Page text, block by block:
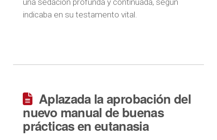
indicaba en su testamento vital.
Aplazada la aprobación del
nuevo manual de buenas
prácticas en eutanasia